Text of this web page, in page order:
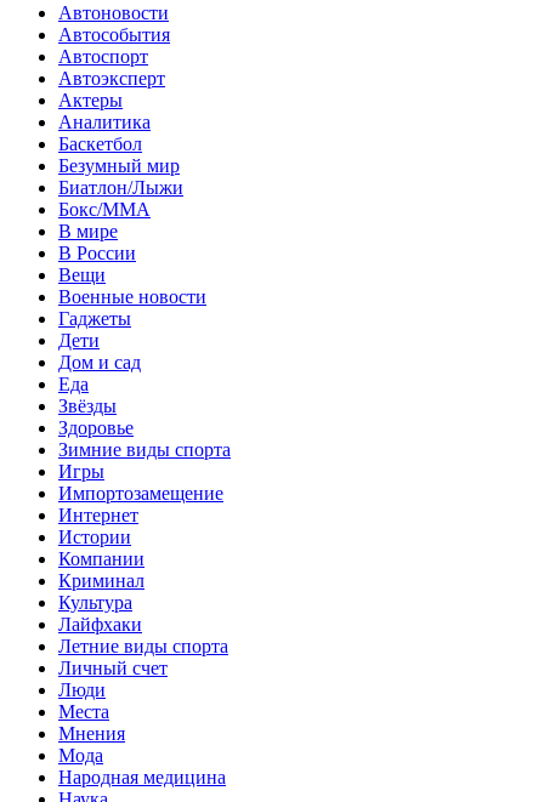
Автоновости
Автособытия
Автоспорт
Автоэксперт
Актеры
Аналитика
Баскетбол
Безумный мир
Биатлон/Лыжи
Бокс/MMA
В мире
В России
Вещи
Военные новости
Гаджеты
Дети
Дом и сад
Еда
Звёзды
Здоровье
Зимние виды спорта
Игры
Импортозамещение
Интернет
Истории
Компании
Криминал
Культура
Лайфхаки
Летние виды спорта
Личный счет
Люди
Места
Мнения
Мода
Народная медицина